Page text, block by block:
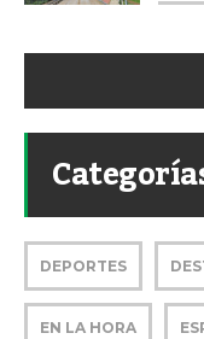
DEPORTES
EN LA HORA